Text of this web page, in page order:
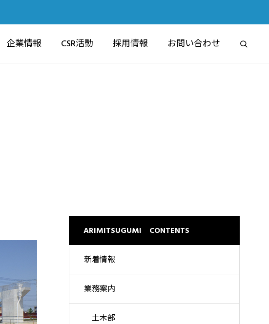
企業情報 CSR活動 採用情報 お問い合わせ
ARIMITSUGUMI CONTENTS
新着情報
業務案内
土木部